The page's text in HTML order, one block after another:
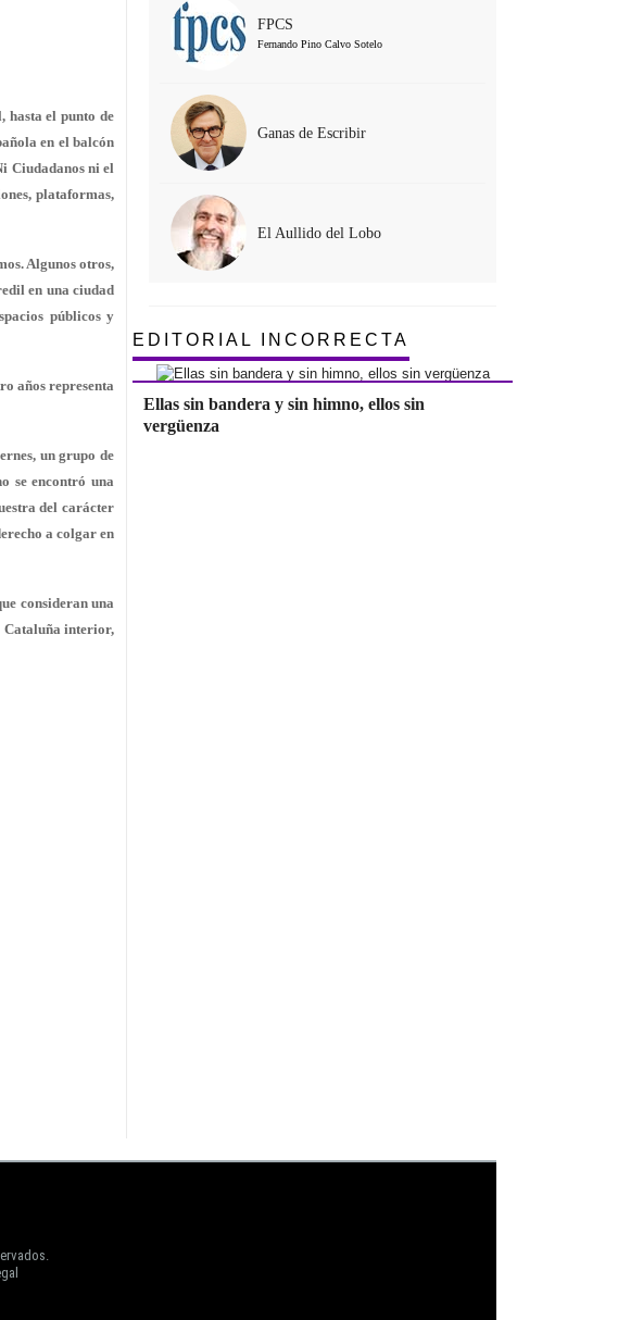
, hasta el punto de
en el balcón
Ciudadanos ni el
plataformas,
. Algunos otros,
en una ciudad
públicos y
años representa
un grupo de
se encontró una
del carácter
a colgar en
consideran una
Cataluña interior,
FPCS
Fernando Pino Calvo Sotelo
Ganas de Escribir
El Aullido del Lobo
EDITORIAL INCORRECTA
Ellas sin bandera y sin himno, ellos sin
vergüenza